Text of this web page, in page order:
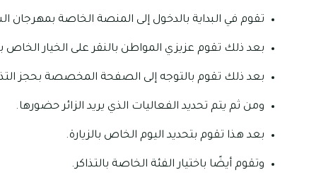
تقوم في البداية بالدخول إلى المنصة الخاصة بمهرجان
بعد ذلك تقوم عزيزي المواطن بالنقر على الخيار الخاص
بعد ذلك تقوم بالتوجه إلى الصفحة المخصصة بحجز
ومن ثم يتم تحديد الفعاليات الذي يريد الزائر حضورها.
بعد هذا تقوم بتحديد اليوم الخاص بالزيارة.
وتقوم أيضًا باختيار الفئة الخاصة بالتذاكر.